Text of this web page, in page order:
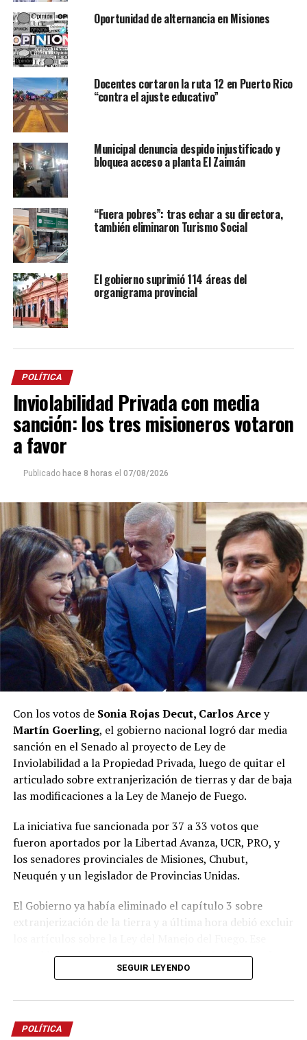
Oportunidad de alternancia en Misiones
Docentes cortaron la ruta 12 en Puerto Rico
“contra el ajuste educativo”
Municipal denuncia despido injustificado y
bloquea acceso a planta El Zaimán
“Fuera pobres”: tras echar a su directora,
también eliminaron Turismo Social
El gobierno suprimió 114 áreas del
organigrama provincial
POLÍTICA
Inviolabilidad Privada con media
sanción: los tres misioneros votaron
a favor
Publicado hace 8 horas el 07/08/2026
Con los votos de Sonia Rojas Decut, Carlos Arcey
Martín Goerling, el gobierno nacional logró dar media
sanción en el Senado al proyecto de Ley de
Inviolabilidad a la Propiedad Privada, luego de quitar el
articulado sobre extranjerización de tierras y dar de baja
las modificaciones a la Ley de Manejo de Fuego.
La iniciativa fue sancionada por 37 a 33 votos que
fueron aportados por la Libertad Avanza, UCR, PRO, y
los senadores provinciales de Misiones, Chubut,
Neuquén y un legislador de Provincias Unidas.
El Gobierno ya había eliminado el capítulo 3 sobre
extranjerización de la tierra y a última hora debió excluir
respaldo se obtuvo con los21 votos de La Libertad
9 de la UCR,3 del PRO, los dos senadores
correntinoCarlos “Camau” Espínolay la chubutense
Edith Terenzi
SEGUIR LEYENDO
POLÍTICA